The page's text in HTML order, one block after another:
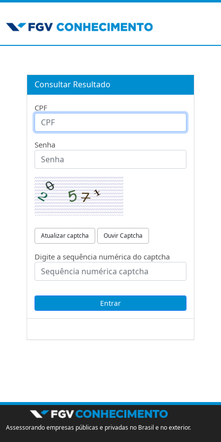
Consultar Resultado
CPF
Senha
Atualizar captcha Ouvir Captcha
Digite a sequência numérica do captcha
Assessorando empresas públicas e privadas no Brasil e no exterior.